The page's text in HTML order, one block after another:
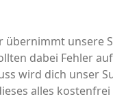
übernimmt
dabei Fehler
wird dich unser
alles